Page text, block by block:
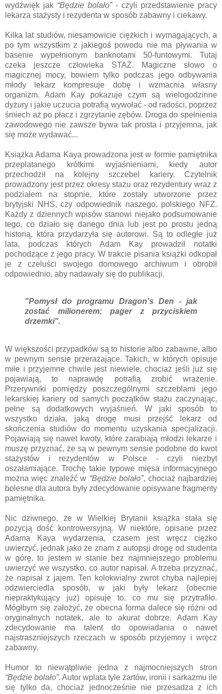
wydźwięk jak “Będzie bolało”- czyli przedstawienie pracy
lekarza stażysty i rezydenta w sposób zabawny i ciekawy.
Kilka lat studiów, niesamowicie ciężkich i wymagających, a
po tym wszystkim z jakiegoś powodu nie ma pływania w
basenie wypełnionym banknotami 50-funtowymi. Tutaj
czeka jeszcze człowieka STAŻ. Magiczne słowo o
magicznej mocy, bowiem tylko podczas jego odbywania
młody lekarz kompresuje dobę i wzmacnia własny
organizm. Adam Kay pokazuje czym są wielogodzinne
dyżury i jakie uczucia potrafią wywołać - od radości, poprzez
śmiech aż po płacz i zgrzytanie zębów. Droga do spełnienia
zawodowego nie zawsze bywa tak prosta i przyjemna, jak
się może wydawać...
Książka Adama Kaya prowadzona jest w formie pamiętnika
przeplatanego krótkimi wyjaśnieniami, kiedy autor
przechodził na kolejny szczebel kariery. Czytelnik
prowadzony jest przez okresy stażu oraz rezydentury wraz z
podziałem na stopnie, które zostały utworzone przez
brytyjski NHS, czy odpowiednik naszego, polskiego NFZ.
Każdy z dziennych wpisów stanowi niejako podsumowanie
tego, co działo się danego dnia lub jest po prostu jedną
historią, która przydarzyła się autorowi. Są to odległe już
lata, podczas których Adam Kay prowadził notatki
pochodzące z jego pracy. W trakcie pisania książki odkopał
je z czeluści swojego domowego archiwum i obrobił
odpowiednio, aby nadawały się do publikacji.
"Pomysł do programu Dragon's Den - jak
zostać milionerem: pager z przyciskiem
drzemki".
W większości przypadków są to historie albo zabawne, albo
w pewnym sensie przerażające. Takich, w których opisuje
miłe i przyjemne chwile jest niewiele, chociaż jeśli już się
pojawiają, to naprawdę potrafią zrobić wrażenie.
Przerywniki pomiędzy poszczególnymi szczeblami jego
lekarskiej kariery od samych początków stażu zaczynając,
pełne są dodatkowych wyjaśnień. W jaki sposób to
wszystko działa, jaką drogę musi przejść lekarz od
skończenia studiów do momentu uzyskania specjalizacji.
Pojawiają się nawet kwoty, które zarabiają młodzi lekarze i
muszę przyznać, że są w pewnym sensie podobne do kwot
stażystów i rezydentów w Polsce - czyli niezbyt
oszałamiające. Trochę takie typowe mięsa informacyjnego
można więc znaleźć w “Będzie bolało”, chociaż najbardziej
bolesne dla autora były zdecydowanie opisywane fragmenty
pamiętnika.
Nic dziwnego, że w Wielkiej Brytanii książka stała się
pozycją dość kontrowersyjną. W niektóre, opisane przez
Adama Kaya wydarzenia, czasem jest wręcz ciężko
uwierzyć, jednak jako że znam z autopsji drogę od studenta
w górę, to jestem w stanie bez najmniejszego problemu
uwierzyć we wszystko, co autor napisał. A trzeba przyznać,
że napisał z jajem. Ten kolokwialny zwrot chyba najlepiej
odzwierciedla sposób, w jaki były lekarz (obecnie
niepraktykujący już) opisuje to, co mu się przytrafiło.
Mógłbym się założyć, że obecna forma dalece się różni od
oryginalnych notatek, ale to akurat dobrze. Adam Kay
zdecydowanie ma talent do opowiadania o nawet
najstraszniejszych rzeczach w sposób przyjemny i wręcz
zabawny.
Humor to niewątpliwie jedna z najmocniejszych stron
“Będzie bolało”. Autor wplata tyle żartów, ironii i sarkazmu ile
się tylko da, chociaż jednocześnie nie przesadza z ich